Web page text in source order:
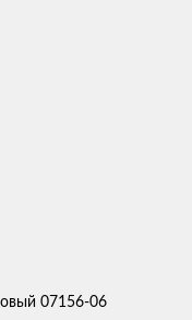
07156-06